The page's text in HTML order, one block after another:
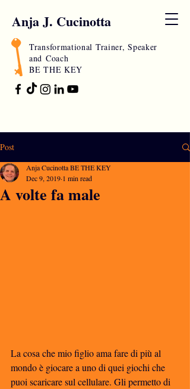
Anja J. Cucinotta
Transformational Trainer, Speaker
and Coach
BE THE KEY
Post
A volte fa male
Anja Cucinotta BE THE KEY
Dec 9, 2019 1 min read
La cosa che mio figlio ama fare di più al
mondo è giocare a uno di quei giochi che
puoi scaricare sul cellulare. Gli permetto di